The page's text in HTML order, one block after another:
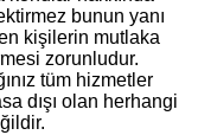
bunun yanı
kişilerin mutlaka
zorunludur.
tüm hizmetler
dışı olan herhangi